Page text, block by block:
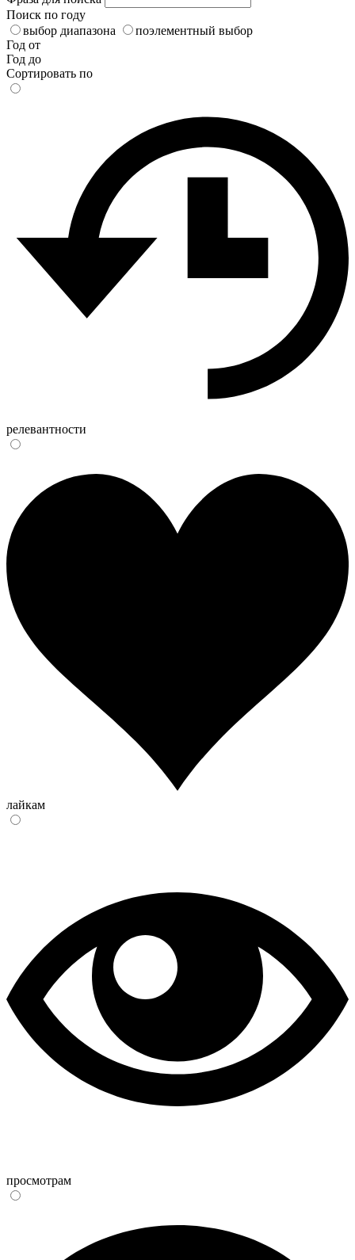
Поиск по году
выбор диапазона
поэлементный выбор
Год от
Год до
Сортировать по
релевантности
лайкам
просмотрам